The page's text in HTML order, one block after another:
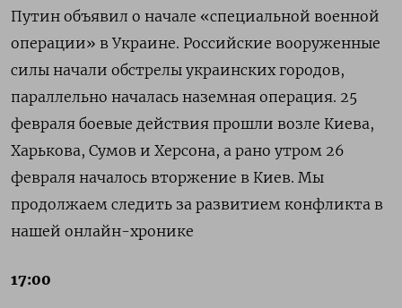
Путин объявил о начале «специальной военной
операции» в Украине. Российские вооруженные
силы начали обстрелы украинских городов,
параллельно началась наземная операция. 25
февраля боевые действия прошли возле Киева,
Харькова, Сумов и Херсона, а рано утром 26
февраля началось вторжение в Киев. Мы
продолжаем следить за развитием конфликта в
нашей онлайн-хронике
17:00